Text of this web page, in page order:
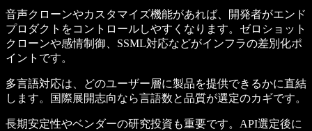
音声クローンやカスタマイズ機能があれば、開発者がエンド
プロダクトをコントロールしやすくなります。ゼロショット
クローンや感情制御、SSML対応などがインフラの差別化ポ
イントです。
多言語対応は、どのユーザー層に製品を提供できるかに直結
します。国際展開志向なら言語数と品質が選定のカギです。
長期安定性やベンダーの研究投資も重要です。API選定後に